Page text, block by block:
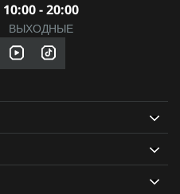
10:00 - 20:00
ВЫХОДНЫЕ